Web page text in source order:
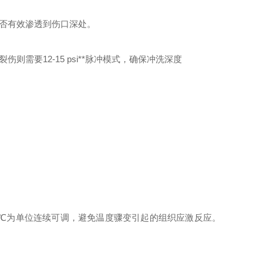
效渗透到伤口深处。
伤则需要12-15 psi**脉冲模式，确保冲洗深度
单位连续可调，避免温度骤变引起的组织应激反应。